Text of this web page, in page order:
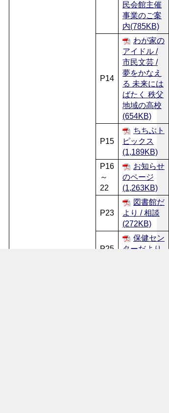
民会館主催
事業のご案
内(785KB)
P14
わが家の
アイドル /
市民文芸 /
夢をかなえ
る 未来には
ばたく 秩父
地域の高校
(654KB)
P15
ちちぶト
ピックス
(1,189KB)
P16
～
22
お知らせ
のページ
(1,263KB)
P23
図書館だ
より / 相談
(272KB)
P25
保健セン
ターだより